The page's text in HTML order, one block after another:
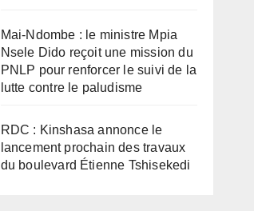
Mai-Ndombe : le ministre Mpia
Nsele Dido reçoit une mission du
PNLP pour renforcer le suivi de la
lutte contre le paludisme
RDC : Kinshasa annonce le
lancement prochain des travaux
du boulevard Étienne Tshisekedi